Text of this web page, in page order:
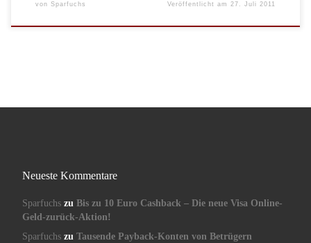
von Sparfuchs Veröffentlicht am27. Juli 2011
Neueste Kommentare
Sparfuchszu Bis zu 10 Euro Cashback – Die neue Visa Online-
Geld-zurück-Aktion!
Sparfuchszu Tausende Payback-Konten von Betrügern